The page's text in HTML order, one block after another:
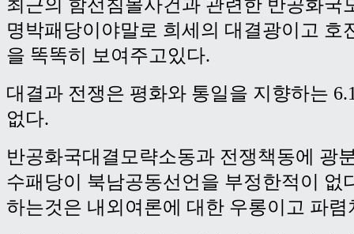
최근의 함선침몰사건과 관련한 반공화국
명박패당이야말로 희세의 대결광이고 호
을 똑똑히 보여주고있다.
대결과 전쟁은 평화와 통일을 지향하는
없다.
반공화국대결모략소동과 전쟁책동에 광
수패당이 북남공동선언을 부정한적이 없
하는것은 내외여론에 대한 우롱이고 파